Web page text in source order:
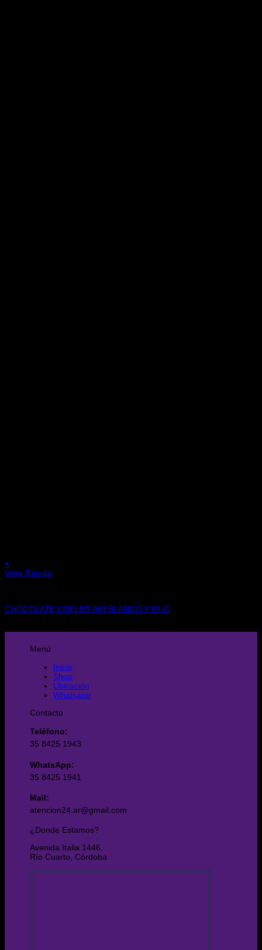
+
Vista Rápida
CHOCOLATE COFLER AIR BLANCO X 55 G
Menú
Inicio
Shop
Ubicación
Whatsapp
Contacto
Teléfono:
35 8425 1943
WhatsApp:
35 8425 1941
Mail:
atencion24.ar@gmail.com
¿Donde Estamos?
Avenida Italia 1446,
Río Cuarto, Córdoba